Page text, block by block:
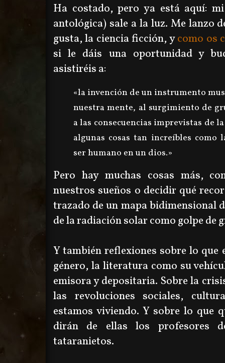
Ha costado, pero ya está aquí:
antológica) sale a la luz. Me lanzo
gusta, la ciencia ficción, ycomo os
si le dáis una oportunidad y
asistiréis a:
«la invención de un instrumento
nuestra mente, al surgimiento de
a las consecuencias imprevistas de
algunas cosas tan increíbles
ser humano en un dios.»
Pero hay muchas cosas más,
nuestros sueños o decidir qué
trazado de un mapa bidimensional
de la radiación solar como golpe de
Y también reflexiones sobre lo que
género, la literatura como su
emisora y depositaria. Sobre la
las revoluciones sociales,
estamos viviendo. Y sobre lo que
dirán de ellas los profesores
tataranietos.